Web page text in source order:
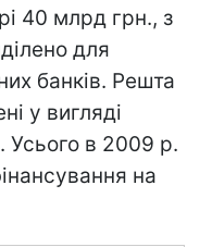
40 млрд грн., з
для
банків. Решта
у вигляді
Усього в 2009 р.
на